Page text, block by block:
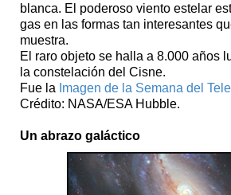
blanca. El poderoso viento estelar
gas en las formas tan interesantes
muestra.
El raro objeto se halla a 8.000 años
la constelación del Cisne.
Fue la Imagen de la Semana del
Crédito: NASA/ESA Hubble.
Un abrazo galáctico